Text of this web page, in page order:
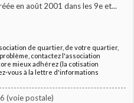
en août 2001 dans les 9e et...
de quartier, de votre quartier,
contactez l'association
mieux adhérez (la cotisation
vous à la lettre d'informations
(voie postale)